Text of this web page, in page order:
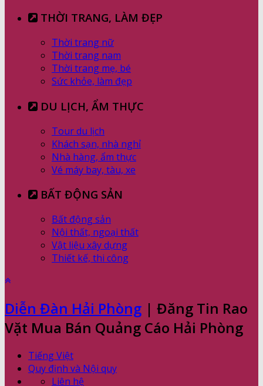
THỜI TRANG, LÀM ĐẸP
Thời trang nữ
Thời trang nam
Thời trang mẹ, bé
Sức khỏe, làm đẹp
DU LỊCH, ẨM THỰC
Tour du lịch
Khách sạn, nhà nghỉ
Nhà hàng, ẩm thực
Vé máy bay, tàu, xe
BẤT ĐỘNG SẢN
Bất động sản
Nội thất, ngoại thất
Vật liệu xây dựng
Thiết kế, thi công
Diễn Đàn Hải Phòng | Đăng Tin Rao
Vặt Mua Bán Quảng Cáo Hải Phòng
Tiếng Việt
Quy định và Nội quy
Liên hệ